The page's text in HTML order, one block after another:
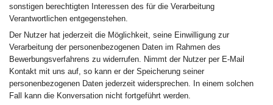
sonstigen berechtigten Interessen des für die Verarbeitung
Verantwortlichen entgegenstehen.
Der Nutzer hat jederzeit die Möglichkeit, seine Einwilligung zur
Verarbeitung der personenbezogenen Daten im Rahmen des
Bewerbungsverfahrens zu widerrufen. Nimmt der Nutzer per E-Mail
Kontakt mit uns auf, so kann er der Speicherung seiner
personenbezogenen Daten jederzeit widersprechen. In einem solchen
Fall kann die Konversation nicht fortgeführt werden.